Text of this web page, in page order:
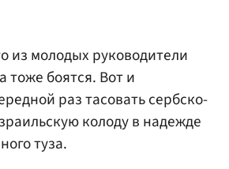
из молодых руководители
тоже боятся. Вот и
раз тасовать сербско-
колоду в надежде
туза.